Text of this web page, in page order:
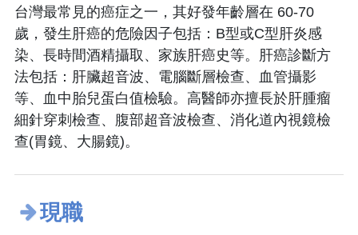
台灣最常見的癌症之一，其好發年齡層在 60-70
歲，發生肝癌的危險因子包括：B型或C型肝炎感
染、長時間酒精攝取、家族肝癌史等。肝癌診斷方
法包括：肝臟超音波、電腦斷層檢查、血管攝影
等、血中胎兒蛋白值檢驗。高醫師亦擅長於肝腫瘤
細針穿刺檢查、腹部超音波檢查、消化道內視鏡檢
查(胃鏡、大腸鏡)。
現職